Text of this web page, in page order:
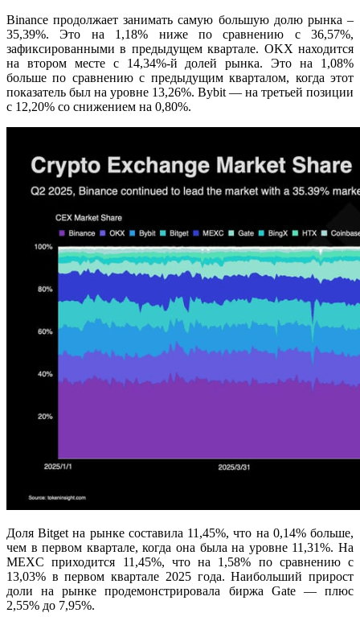
Binance продолжает занимать самую большую долю рынка –
35,39%. Это на 1,18% ниже по сравнению с 36,57%,
зафиксированными в предыдущем квартале. OKX находится
на втором месте с 14,34%-й долей рынка. Это на 1,08%
больше по сравнению с предыдущим кварталом, когда этот
показатель был на уровне 13,26%. Bybit — на третьей позиции
с 12,20% со снижением на 0,80%.
Доля Bitget на рынке составила 11,45%, что на 0,14% больше,
чем в первом квартале, когда она была на уровне 11,31%. На
MEXC приходится 11,45%, что на 1,58% по сравнению с
13,03% в первом квартале 2025 года. Наибольший прирост
доли на рынке продемонстрировала биржа Gate — плюс
2,55% до 7,95%.